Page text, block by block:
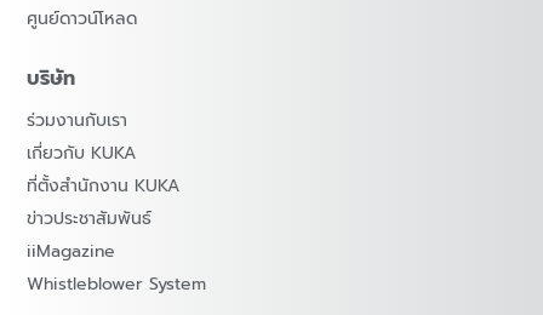
ศูนย์ดาวน์โหลด
บริษัท
ร่วมงานกับเรา
เกี่ยวกับ KUKA
ที่ตั้งสำนักงาน KUKA
ข่าวประชาสัมพันธ์
iiMagazine
Whistleblower System